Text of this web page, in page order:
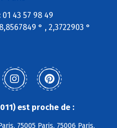
01 43 57 98 49
° , 2,3722903 °
est proche de :
75005 Paris, 75006 Paris,